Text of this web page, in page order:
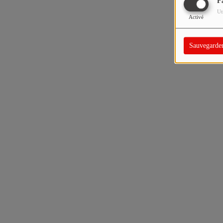
Activé